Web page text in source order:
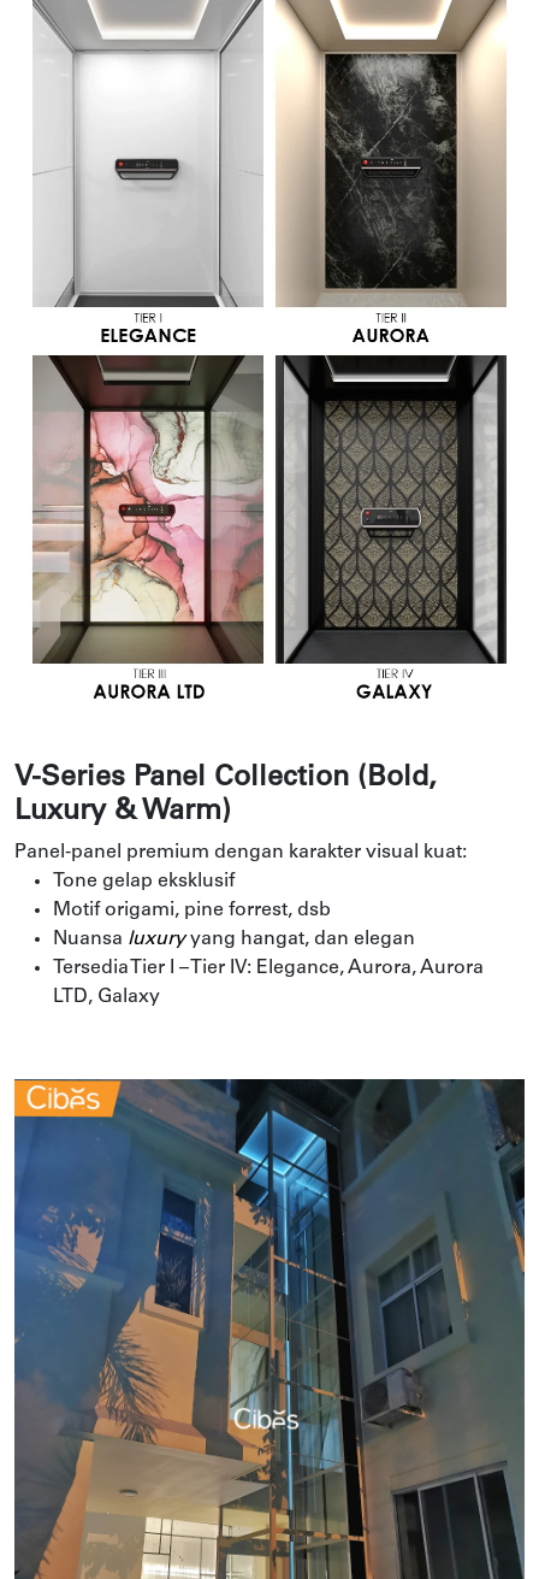
V-Series Panel Collection (Bold,
Luxury & Warm)
Panel-panel premium dengan karakter visual kuat:
Tone gelap eksklusif
Motif origami, pine forrest, dsb
Nuansa luxuryyang hangat, dan elegan
Tersedia Tier I – Tier IV: Elegance, Aurora, Aurora
LTD, Galaxy